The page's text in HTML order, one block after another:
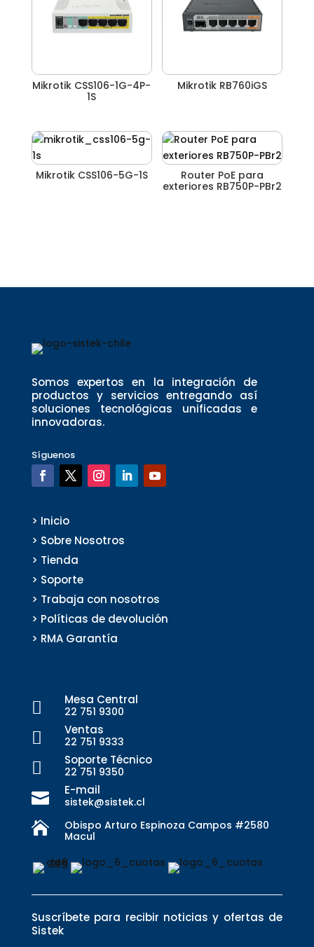
Mikrotik CSS106-1G-4P-
1S
Mikrotik RB760iGS
Mikrotik CSS106-5G-1S
Router PoE para
exteriores RB750P-PBr2
Somos expertos en la integración de
productos y servicios entregando así
soluciones tecnológicas unificadas e
innovadoras.
Síguenos
> Inicio
> Sobre Nosotros
> Tienda
> Soporte
> Trabaja con nosotros
> Políticas de devolución
> RMA Garantía
 Mesa Central
22 751 9300
 Ventas
22 751 9333
 Soporte Técnico
22 751 9350
 E-mail
sistek@sistek.cl

Obispo Arturo Espinoza Campos #2580
Macul
Suscríbete para recibir noticias y ofertas de
Sistek